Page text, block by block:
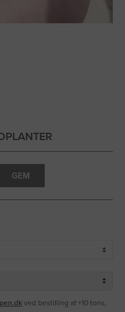
GEM
ved bestilling af +10 tons,